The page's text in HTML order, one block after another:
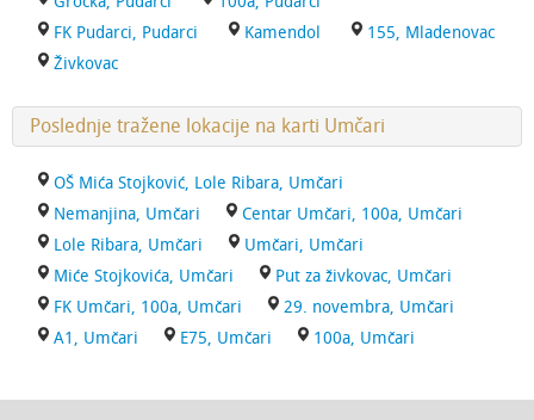
FK Pudarci, Pudarci
Kamendol
155, Mladenovac
Živkovac
Poslednje tražene lokacije na karti Umčari
OŠ Mića Stojković, Lole Ribara, Umčari
Nemanjina, Umčari
Centar Umčari, 100a, Umčari
Lole Ribara, Umčari
Umčari, Umčari
Miće Stojkovića, Umčari
Put za živkovac, Umčari
FK Umčari, 100a, Umčari
29. novembra, Umčari
A1, Umčari
E75, Umčari 100a, Umčari